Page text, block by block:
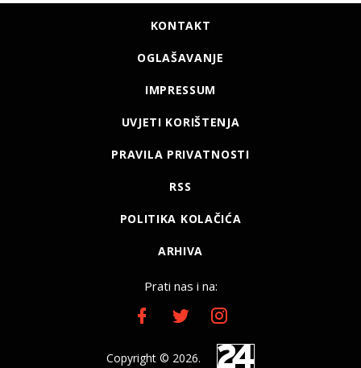
KONTAKT
OGLAŠAVANJE
IMPRESSUM
UVJETI KORIŠTENJA
PRAVILA PRIVATNOSTI
RSS
POLITIKA KOLAČIĆA
ARHIVA
Prati nas i na:
Copyright © 2026.